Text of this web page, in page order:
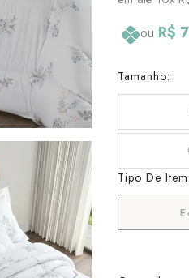
ou R$
Tipo De Item:
Tamanho: